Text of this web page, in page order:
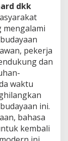
dkk
mengalami
pekerja
dan
waktu
ini.
bahasa
kembali